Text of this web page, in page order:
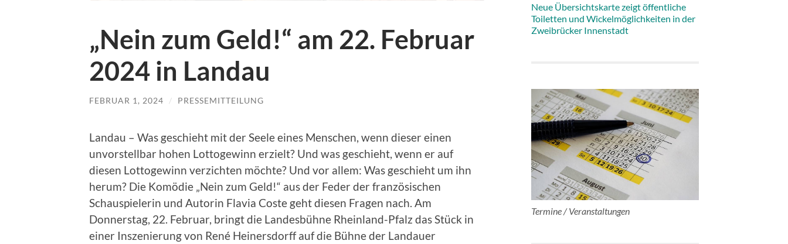
„Nein zum Geld!“ am 22. Februar
2024 in Landau
FEBRUAR 1, 2024 / PRESSEMITTEILUNG
Landau – Was geschieht mit der Seele eines Menschen, wenn dieser einen
unvorstellbar hohen Lottogewinn erzielt? Und was geschieht, wenn er auf
diesen Lottogewinn verzichten möchte? Und vor allem: Was geschieht um ihn
herum? Die Komödie „Nein zum Geld!“ aus der Feder der französischen
Schauspielerin und Autorin Flavia Coste geht diesen Fragen nach. Am
Donnerstag, 22. Februar, bringt die Landesbühne Rheinland-Pfalz das Stück in
einer Inszenierung von René Heinersdorff auf die Bühne der Landauer
Neue Übersichtskarte zeigt öffentliche
Toiletten und Wickelmöglichkeiten in der
Zweibrücker Innenstadt
Termine / Veranstaltungen